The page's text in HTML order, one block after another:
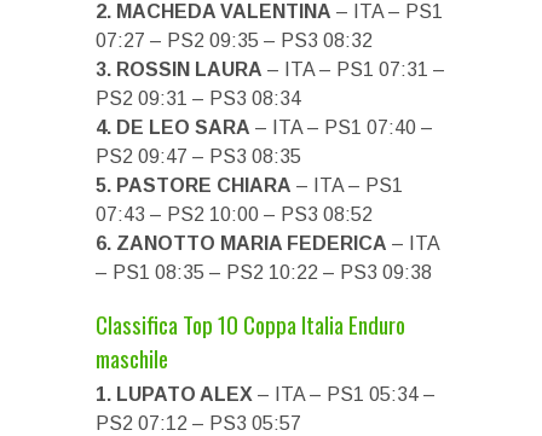
2. MACHEDA VALENTINA – ITA – PS1
07:27 – PS2 09:35 – PS3 08:32
3. ROSSIN LAURA – ITA – PS1 07:31 –
PS2 09:31 – PS3 08:34
4. DE LEO SARA – ITA – PS1 07:40 –
PS2 09:47 – PS3 08:35
5. PASTORE CHIARA – ITA – PS1
07:43 – PS2 10:00 – PS3 08:52
6. ZANOTTO MARIA FEDERICA – ITA
– PS1 08:35 – PS2 10:22 – PS3 09:38
Classifica Top 10 Coppa Italia Enduro
maschile
1. LUPATO ALEX – ITA – PS1 05:34 –
PS2 07:12 – PS3 05:57